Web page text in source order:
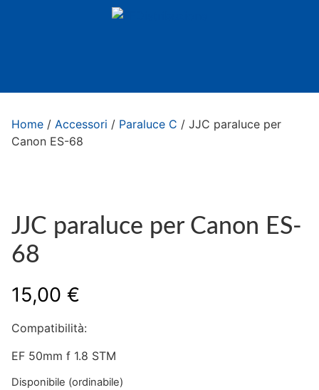
Home / Accessori / Paraluce C / JJC paraluce per
Canon ES-68
JJC paraluce per Canon ES-
68
15,00 €
Compatibilità:
EF 50mm f 1.8 STM
Disponibile (ordinabile)